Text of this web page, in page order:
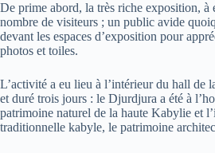
De prime abord, la très riche exposition, à
nombre de visiteurs ; un public avide
devant les espaces d’exposition pour
photos et toiles.
L’activité a eu lieu à l’intérieur du hall de
et duré trois jours : le Djurdjura a été à
patrimoine naturel de la haute Kabylie et
traditionnelle kabyle, le patrimoine